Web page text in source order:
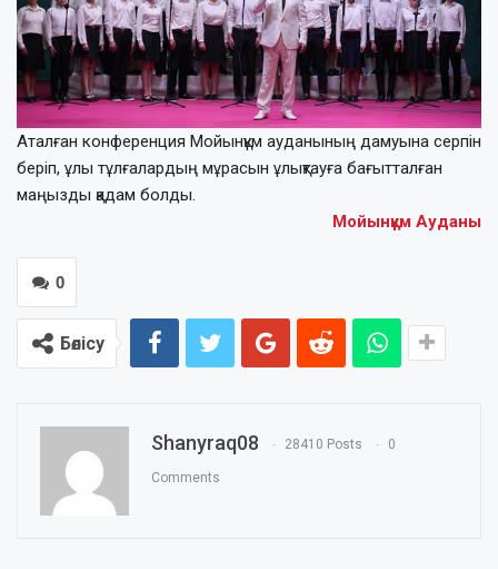
Аталған конференция Мойынқұм ауданының дамуына серпін
беріп, ұлы тұлғалардың мұрасын ұлықтауға бағытталған
маңызды қадам болды.
Мойынқұм Ауданы
0
Бөлісу
Shanyraq08 28410 Posts 0
Comments